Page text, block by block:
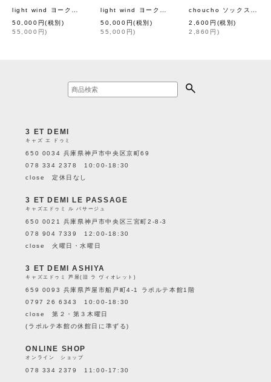
[mina perhonen ]
50,000 円(税別)
55,000 円)
50,000 円(税別)
55,000 円)
2,600 円 (税別)
2,860 円 )
3 ET DEMI
キャズ エ ドゥミ
650 0034 兵庫県神戸市中央区京町69
078 334 2378 10:00-18:30
close 定休日なし
3 ET DEMI LE PASSAGE
キャズエドゥミ ル パサージュ
650 0021 兵庫県神戸市中央区三宮町2-8-3
078 904 7339 12:00-18:30
close 火曜日・水曜日
3 ET DEMI ASHIYA
キャズエドゥミ 芦屋(旧 ラ ヴィオレット)
659 0093 兵庫県芦屋市船戸町4-1 ラポルテ本館1階
0797 26 6343 10:00-18:30
close 第２・第３木曜日
(ラポルテ本館の休館日に準ずる)
ONLINE SHOP
オンライン ショップ
078 334 2379 11:00-17:30